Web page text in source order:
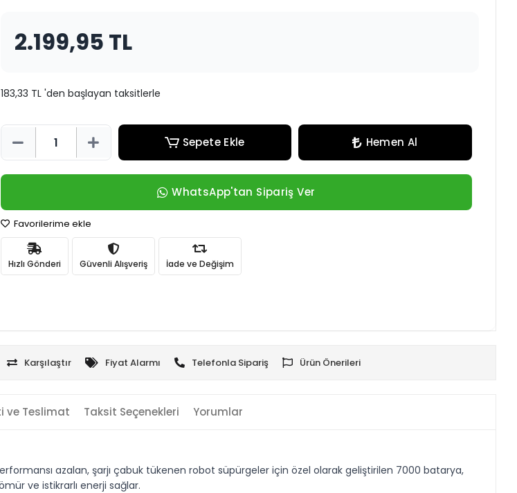
2.199,95 TL
183,33 TL 'den başlayan taksitlerle
Sepete Ekle Hemen Al
WhatsApp'tan Sipariş Ver
Favorilerime ekle
Hızlı Gönderi Güvenli Alışveriş İade ve Değişim
Karşılaştır Fiyat Alarmı Telefonla Sipariş Ürün Önerileri
ve Teslimat Taksit Seçenekleri Yorumlar
azalan, şarjı çabuk tükenen robot süpürgeler için özel olarak geliştirilen 7000 batarya,
ve istikrarlı enerji sağlar.